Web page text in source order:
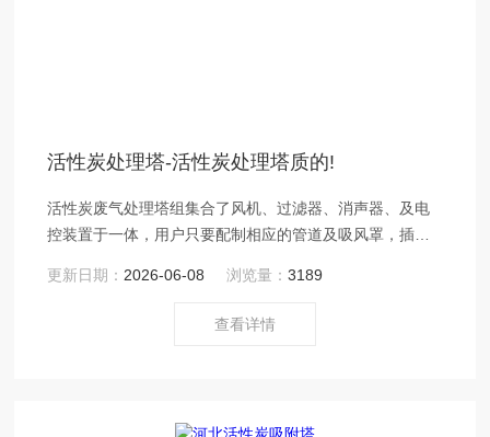
活性炭处理塔-活性炭处理塔质的!
活性炭废气处理塔组集合了风机、过滤器、消声器、及电
控装置于一体，用户只要配制相应的管道及吸风罩，插上
更新日期： 2026-06-08 浏览量：3189
查看详情